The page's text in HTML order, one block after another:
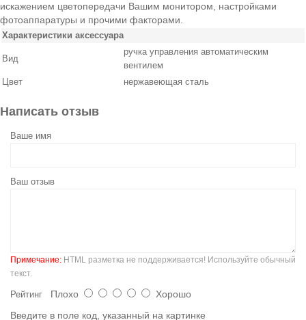
искажением цветопередачи Вашим монитором, настройками
фотоаппаратуры и прочими факторами.
Характеристики аксессуара
Вид
ручка управления автоматическим
вентилем
Цвет
нержавеющая сталь
Написать отзыв
Ваше имя
Ваш отзыв
Примечание: HTML разметка не поддерживается! Используйте обычный
текст.
Рейтинг Плохо
Хорошо
Введите в поле код, указанный на картинке